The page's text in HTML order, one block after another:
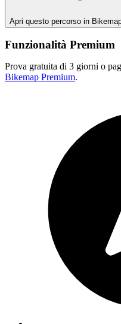
Apri questo percorso in
Funzionalità Premium
Prova gratuita di 3 giorni o
Bikemap Premium.